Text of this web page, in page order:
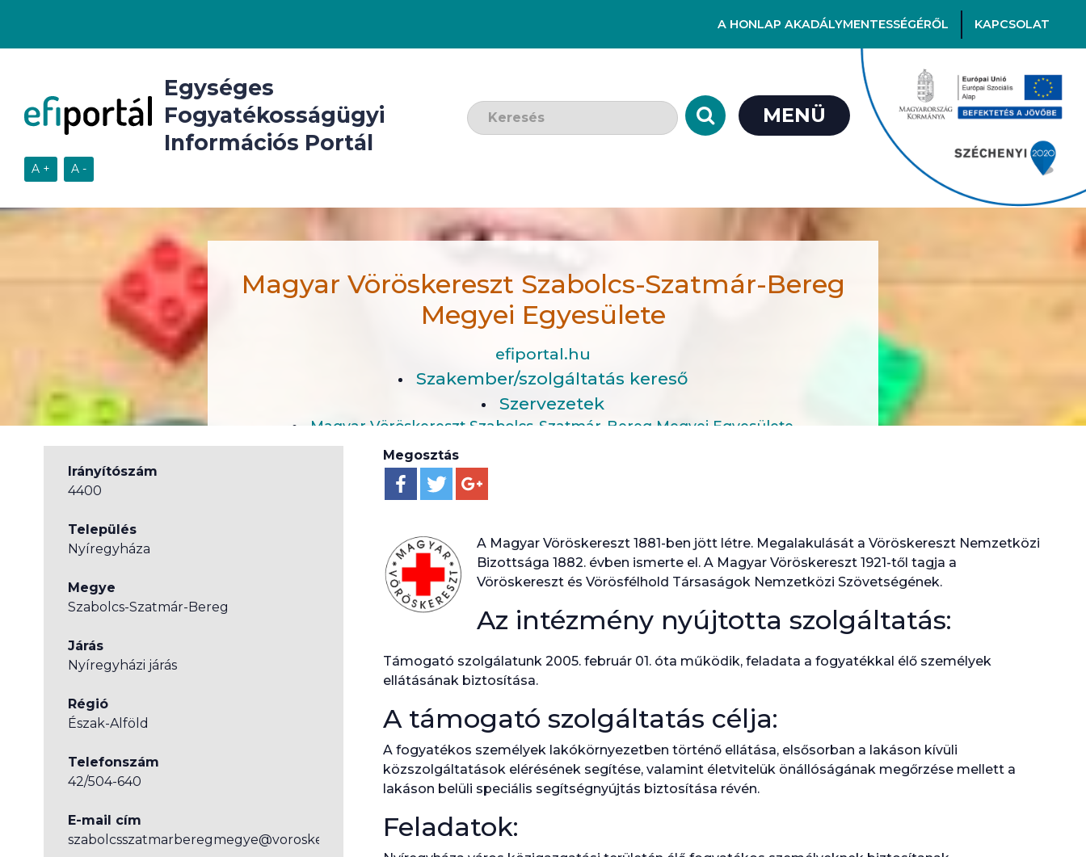
A HONLAP AKADÁLYMENTESSÉGÉRŐL KAPCSOLAT
Egységes
Fogyatékosságügyi
Információs Portál
Keresendő szó: MENÜ
Magyar Vöröskereszt Szabolcs-Szatmár-Bereg
Megyei Egyesülete
efiportal.hu
Szakember/szolgáltatás kereső
Szervezetek
Magyar Vöröskereszt Szabolcs-Szatmár-Bereg Megyei Egyesülete
Irányítószám
4400
Település
Nyíregyháza
Megye
Szabolcs-Szatmár-Bereg
Járás
Nyíregyházi járás
Régió
Észak-Alföld
Telefonszám
42/504-640
E-mail cím
szabolcsszatmarberegmegye@voroskereszt.hu
Megosztás
A Magyar Vöröskereszt 1881-ben jött létre. Megalakulását a Vöröskereszt Nemzetközi
Bizottsága 1882. évben ismerte el. A Magyar Vöröskereszt 1921-től tagja a
Vöröskereszt és Vörösfélhold Társaságok Nemzetközi Szövetségének.
Az intézmény nyújtotta szolgáltatás:
Támogató szolgálatunk 2005. február 01. óta működik, feladata a fogyatékkal élő személyek
ellátásának biztosítása.
A támogató szolgáltatás célja:
A fogyatékos személyek lakókörnyezetben történő ellátása, elsősorban a lakáson kívüli
közszolgáltatások elérésének segítése, valamint életvitelük önállóságának megőrzése mellett a
lakáson belüli speciális segítségnyújtás biztosítása révén.
Feladatok: